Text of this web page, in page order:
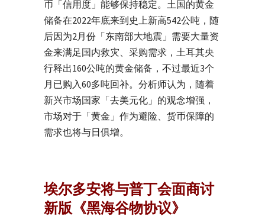
币「信用度」能够保持稳定。土国的黄金
储备在2022年底来到史上新高542公吨，随
后因为2月份「东南部大地震」需要大量资
金来满足国内救灾、采购需求，土耳其央
行释出160公吨的黄金储备，不过最近3个
月已购入60多吨回补。分析师认为，随着
新兴市场国家「去美元化」的观念增强，
市场对于「黄金」作为避险、货币保障的
需求也将与日俱增。
埃尔多安将与普丁会面商讨
新版《黑海谷物协议》